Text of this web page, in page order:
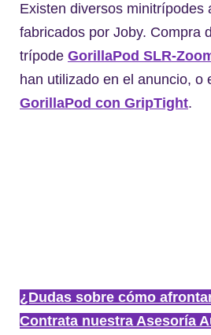
Existen diversos minitrípodes
fabricados por Joby. Compra
trípode GorillaPod SLR-
han utilizado en el anuncio, o
GorillaPod con GripTight.
¿Dudas sobre cómo
Contrata nuestra Asesoría